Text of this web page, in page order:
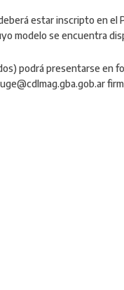
estar inscripto en
modelo se encuentra
podrá presentarse en